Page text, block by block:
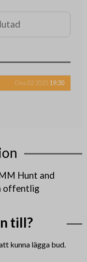
Ons 02 202519:30
Hunt and
offentlig
till?
kunna lägga bud.